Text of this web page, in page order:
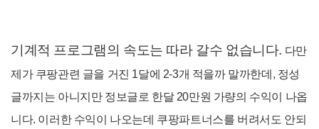
기계적 프로그램의 속도는 따라 갈수 없습니다. 다만
제가 쿠팡관련 글을 거진 1달에 2-3개 적을까 말까한데, 정성
글까지는 아니지만 정보글로 한달 20만원 가량의 수익이 나옵
니다. 이러한 수익이 나오는데 쿠팡파트너스를 버려서도 안되